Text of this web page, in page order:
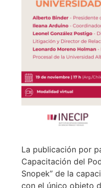
La publicación por
Capacitación del
Snopek” de la
con el único objeto